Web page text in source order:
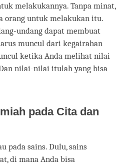
melakukannya. Tanpa minat,
orang untuk melakukan itu.
undang dapat membuat
muncul dari kegairahan
ketika Anda melihat nilai
nilai-nilai itulah yang bisa
pada Cita dan
pada sains. Dulu, sains
di mana Anda bisa